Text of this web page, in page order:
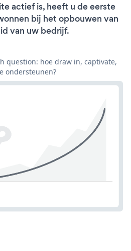
actief is, heeft u de eerste
bij het opbouwen van
van uw bedrijf.
question: hoe draw in, captivate,
ondersteunen?